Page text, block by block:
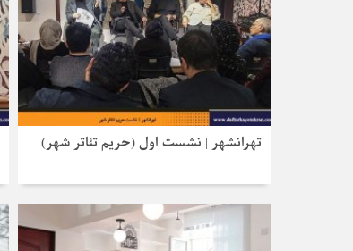
تهرانشهر | نشست اول (حریم تئاتر شهر)